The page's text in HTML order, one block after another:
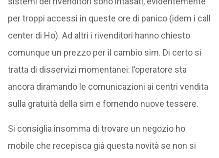
per troppi accessi in queste ore di panico (idem i call
center di Ho). Ad altri i rivenditori hanno chiesto
comunque un prezzo per il cambio sim. Di certo si
tratta di disservizi momentanei: l’operatore sta
ancora diramando le comunicazioni ai centri vendita
sulla gratuità della sim e fornendo nuove tessere.
Si consiglia insomma di trovare un negozio ho
mobile che recepisca già questa novità se non si